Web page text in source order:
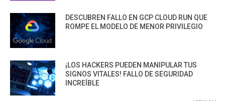
DESCUBREN FALLO EN GCP CLOUD RUN QUE
ROMPE EL MODELO DE MENOR PRIVILEGIO
¡LOS HACKERS PUEDEN MANIPULAR TUS
SIGNOS VITALES! FALLO DE SEGURIDAD
INCREÍBLE